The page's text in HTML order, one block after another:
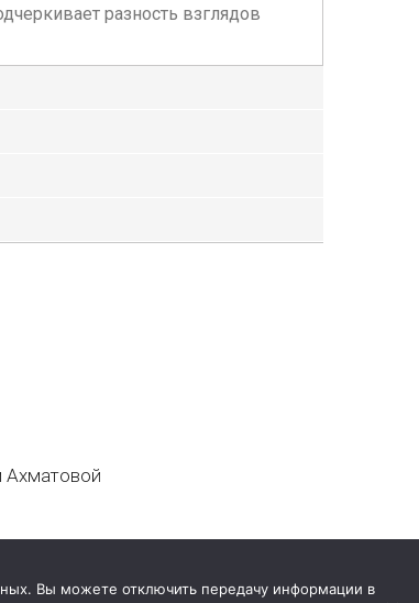
разность взглядов
Вы можете отключить передачу информации в